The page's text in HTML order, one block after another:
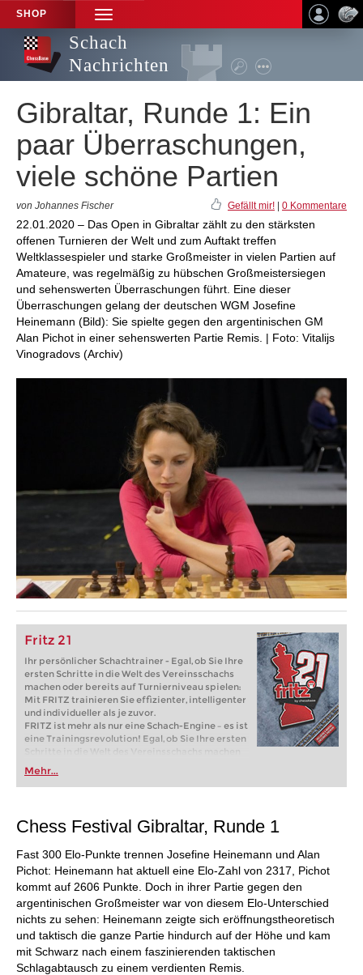
SHOP
TOGGLE
NAVIGATION
Schach
Nachrichten
Gibraltar, Runde 1: Ein
paar Überraschungen,
viele schöne Partien
von Johannes Fischer Gefällt mir! 0 Kommentare
22.01.2020 – Das Open in Gibraltar zählt zu den stärksten
offenen Turnieren der Welt und zum Auftakt treffen
Weltklassespieler und starke Großmeister in vielen Partien auf
Amateure, was regelmäßig zu hübschen Großmeistersiegen
und sehenswerten Überraschungen führt. Eine dieser
Überraschungen gelang der deutschen WGM Josefine
Heinemann (Bild): Sie spielte gegen den argentinischen GM
Alan Pichot in einer sehenswerten Partie Remis. | Foto: Vitalijs
Vinogradovs (Archiv)
Fritz 21
Ihr persönlicher Schachtrainer - Egal, ob Sie Ihre
ersten Schritte in die Welt des Vereinsschachs
machen oder bereits auf Turnierniveau spielen:
Mit FRITZ trainieren Sie effizienter, intelligenter
und individueller als je zuvor.
FRITZ ist mehr als nur eine Schach-Engine – es ist
eine Trainingsrevolution! Egal, ob Sie Ihre ersten
Schritte in die Welt des Vereinsschachs machen
oder bereits auf Turnierniveau spielen: Mit
FRITZ trainieren Sie effizienter, intelligenter und
individueller als je zuvor.
Mehr...
Chess Festival Gibraltar, Runde 1
Fast 300 Elo-Punkte trennen Josefine Heinemann und Alan
Pichot: Heinemann hat aktuell eine Elo-Zahl von 2317, Pichot
kommt auf 2606 Punkte. Doch in ihrer Partie gegen den
argentinischen Großmeister war von diesem Elo-Unterschied
nichts zu sehen: Heinemann zeigte sich eröffnungstheoretisch
und taktisch die ganze Partie hindurch auf der Höhe und kam
mit Schwarz nach einem faszinierenden taktischen
Schlagabtausch zu einem verdienten Remis.